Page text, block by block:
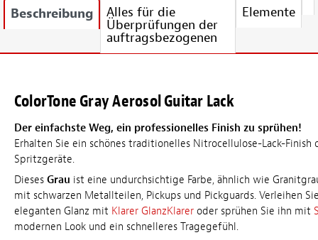
Beschreibung Alles für die
Überprüfungen der
auftragsbezogenen
Elemente
ColorTone Gray Aerosol Guitar Lack
Der einfachste Weg, ein professionelles Finish zu sprühen!
Erhalten Sie ein schönes traditionelles Nitrocellulose-Lack-
Spritzgeräte.
Dieses Grau ist eine undurchsichtige Farbe, ähnlich wie
mit schwarzen Metallteilen, Pickups und Pickguards. Verleihen
eleganten Glanz mit Klarer GlanzKlarer oder sprühen Sie ihn mit
modernen Look und ein schnelleres Tragegefühl.